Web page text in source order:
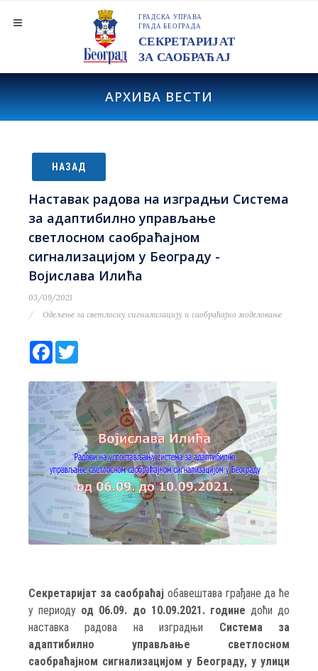
АРХИВА ВЕСТИ
НАЗАД
Наставак радова на изградњи Система
за адаптибилно управљање
светлосном саобраћајном
сигнализацијом у Београду -
Војислава Илића
03/09/2021
Одељење за светлосну сигнализацију и саобраћајно моделовање
Facebook
Секретаријат за саобраћај обавештава грађане да ће
у периоду од 06.09. до 10.09.2021. године доћи до
наставка радова на изградњи Система за
адаптибилно управљање светлосном
саобраћајном сигнализацијом у Београду, у улици